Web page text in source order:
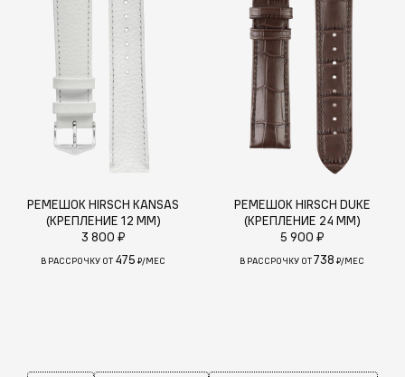
РЕМЕШОК HIRSCH KANSAS
(КРЕПЛЕНИЕ 12 ММ)
3 800 ₽
В РАССРОЧКУ ОТ 475 ₽/МЕС
РЕМЕШОК HIRSCH DUKE
(КРЕПЛЕНИЕ 24 ММ)
5 900 ₽
В РАССРОЧКУ ОТ738 ₽/МЕС